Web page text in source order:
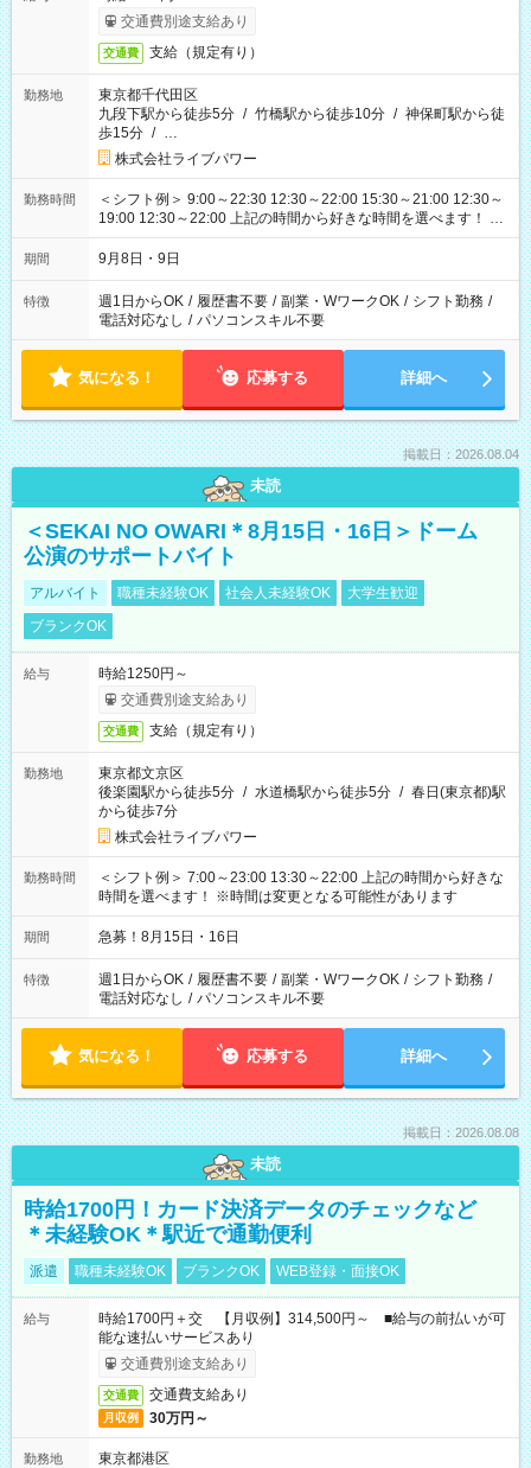
交通費別途支給あり
交通費 支給（規定有り）
勤務地
東京都千代田区
九段下駅から徒歩5分 / 竹橋駅から徒歩10分 / 神保町駅から徒
歩15分 / …
株式会社ライブパワー
勤務時間
＜シフト例＞ 9:00～22:30 12:30～22:00 15:30～21:00 12:30～
19:00 12:30～22:00 上記の時間から好きな時間を選べます！ ※
時間は変更となる可能性があります
期間 9月8日・9日
特徴 週1日からOK / 履歴書不要 / 副業・WワークOK / シフト勤務 /
電話対応なし / パソコンスキル不要
気になる！ 応募する 詳細へ
掲載日：2026.08.04
未読
＜SEKAI NO OWARI＊8月15日・16日＞ドーム
公演のサポートバイト
アルバイト 職種未経験OK 社会人未経験OK
大学生歓迎
ブランクOK
給与
時給1250円～
交通費別途支給あり
交通費 支給（規定有り）
勤務地
東京都文京区
後楽園駅から徒歩5分 / 水道橋駅から徒歩5分 / 春日(東京都)駅
から徒歩7分
株式会社ライブパワー
勤務時間
＜シフト例＞ 7:00～23:00 13:30～22:00 上記の時間から好きな
時間を選べます！ ※時間は変更となる可能性があります
期間 急募！8月15日・16日
特徴 週1日からOK / 履歴書不要 / 副業・WワークOK / シフト勤務 /
電話対応なし / パソコンスキル不要
気になる！ 応募する 詳細へ
掲載日：2026.08.08
未読
時給1700円！カード決済データのチェックなど
＊未経験OK＊駅近で通勤便利
派遣 職種未経験OK ブランクOK WEB登録・面接OK
給与
時給1700円＋交 【月収例】314,500円～ ■給与の前払いが可
能な速払いサービスあり
交通費別途支給あり
交通費 交通費支給あり
月収例 30万円～
勤務地
東京都港区